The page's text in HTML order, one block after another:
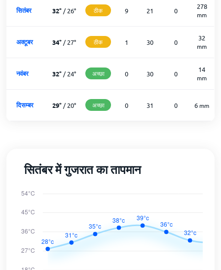
सितंबर 32°/26° ठीक 9 21 0
278
mm
अक्टूबर 34°/27° ठीक 1 30 0
32
mm
नवंबर 32°/24° अच्छा 0 30 0
14
mm
दिसम्बर 29°/20° अच्छा 0 31 0 6 mm
सितंबर में गुजरात का तापमान